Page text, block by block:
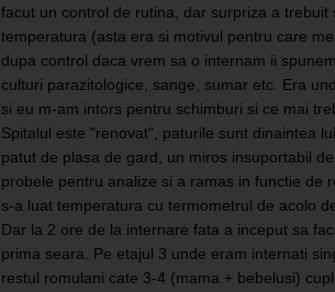
facut un control de rutina, dar surpriza a
temperatura (asta era si motivul pentru care
dupa control daca vrem sa o internam ii
culturi parazitologice, sange, sumar etc. Era
si eu m-am intors pentru schimburi si ce mai
Spitalul este "renovat", paturile sunt dinaintea
patut de plasa de gard, un miros insuportabil
probele pentru analize si a ramas in functie de
s-a luat temperatura cu termometrul de acolo
Dar la 2 ore de la internare fata a inceput sa
prima seara. Pe etajul 3 unde eram internati
restul romulani cate 3-4 (mama + bebelusi)